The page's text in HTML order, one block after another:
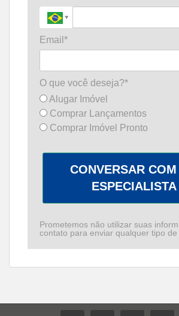
Email*
O que você deseja?*
Alugar Imóvel
Comprar Lançamentos
Comprar Imóvel Pronto
CONVERSAR COM
ESPECIALISTA
Prometemos não utilizar suas
contato para enviar qualquer tipo de